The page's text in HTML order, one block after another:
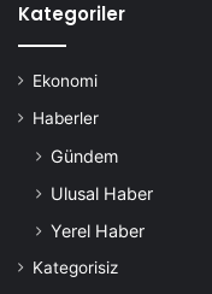
Kategoriler
Ekonomi
Haberler
Gündem
Ulusal Haber
Yerel Haber
Kategorisiz